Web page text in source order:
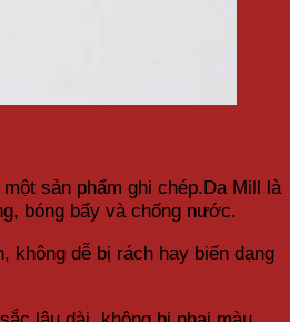
sản phẩm ghi chép.Da Mill là
bóng bẩy và chống nước.
không dễ bị rách hay biến dạng